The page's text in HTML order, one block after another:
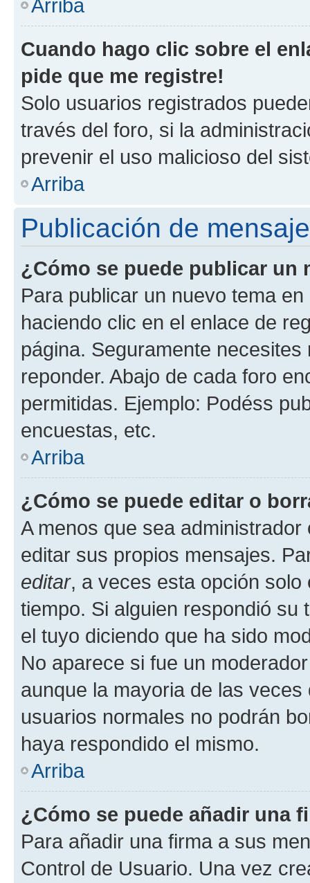
Arriba
Cuando hago clic sobre el
pide que me registre!
Solo usuarios registrados
través del foro, si la
prevenir el uso malicioso del
Arriba
Publicación de
¿Cómo se puede publicar un
Para publicar un nuevo tema
haciendo clic en el enlace de
página. Seguramente
reponder. Abajo de cada foro
permitidas. Ejemplo: Podéss
encuestas, etc.
Arriba
¿Cómo se puede editar o
A menos que sea
editar sus propios mensajes.
editar, a veces esta opción
tiempo. Si alguien respondió
el tuyo diciendo que ha sido
No aparece si fue un
aunque la mayoria de las
usuarios normales no podrán
haya respondido el mismo.
Arriba
¿Cómo se puede añadir una
Para añadir una firma a sus
Control de Usuario. Una vez